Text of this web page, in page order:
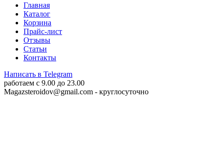
Главная
Каталог
Корзина
Прайс-лист
Отзывы
Статьи
Контакты
Написать в Telegram
работаем c 9.00 до 23.00
Magazsteroidov@gmail.com - круглосуточно